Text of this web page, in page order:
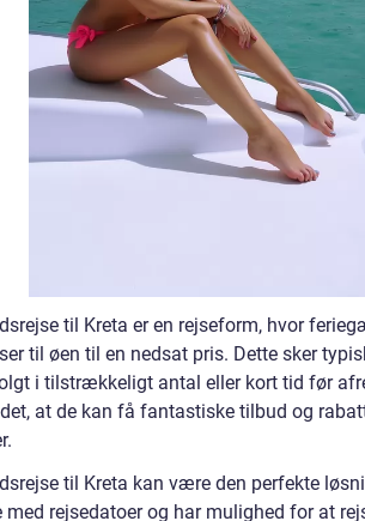
til Kreta er en rejseform, hvor
til øen til en nedsat pris. Dette sker
i tilstrækkeligt antal eller kort tid før
at de kan få fantastiske tilbud og
til Kreta kan være den perfekte
med rejsedatoer og har mulighed for at